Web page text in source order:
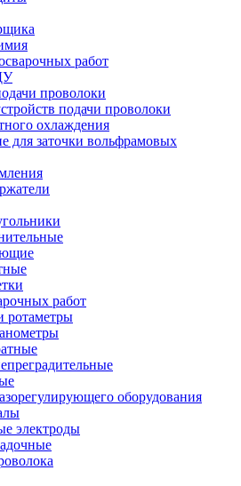
работ
проволоки
подачи проволоки
охлаждения
для заточки вольфрамовых
работ
ротаметры
оборудования
электроды